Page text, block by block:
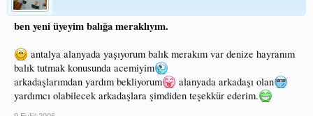
ben yeni üyeyim balığa meraklıyım.
antalya alanyada yaşıyorum balık merakım var denize hayranım
balık tutmak konusunda acemiyim
arkadaşlarımdan yardım bekliyorum
alanyada arkadaşı olan
yardımcı olabilecek arkadaşlara şimdiden teşekkür ederim.